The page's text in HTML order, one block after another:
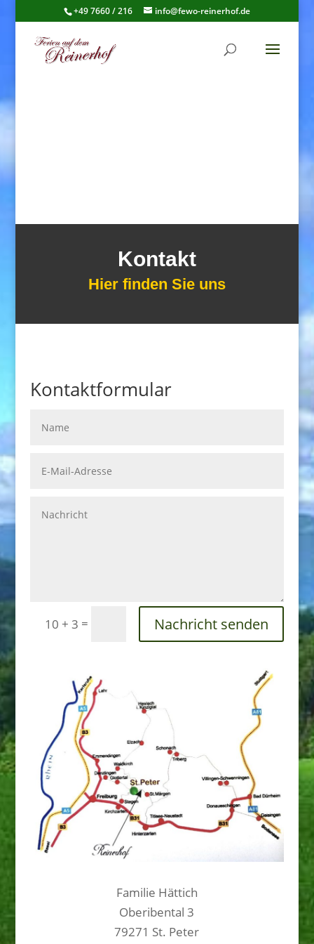
+49 7660 / 216 info@fewo-reinerhof.de
Kontakt
Hier finden Sie uns
Kontaktformular
10 + 3 = Nachricht senden
Familie Hättich
Oberibental 3
79271 St. Peter